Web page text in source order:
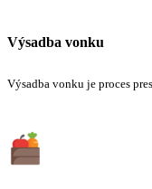
Výsadba vonku
Výsadba vonku je proces